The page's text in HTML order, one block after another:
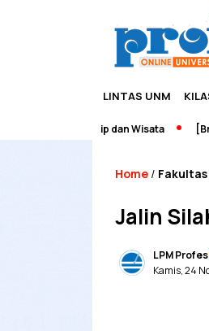
LINTAS UNM
Edupreneurship dan Wisata
Home /
Jalin
LPM
Kamis, 24